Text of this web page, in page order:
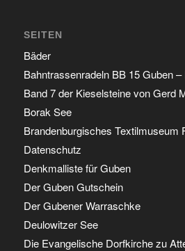
SEITEN
Bäder
Bahntrassenradeln BB 15 Guben
Band 7 der Kieselsteine von Gerd
Borak See
Brandenburgisches Textilmuseum
Datenschutz
Denkmalliste für Guben
Der Guben Gutschein
Der Gubener Warraschke
Deulowitzer See
Die Evangelische Dorfkirche zu